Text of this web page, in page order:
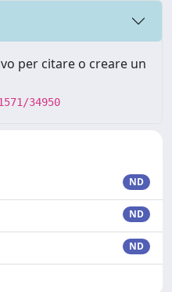
per citare o creare un
34950
ND
ND
ND